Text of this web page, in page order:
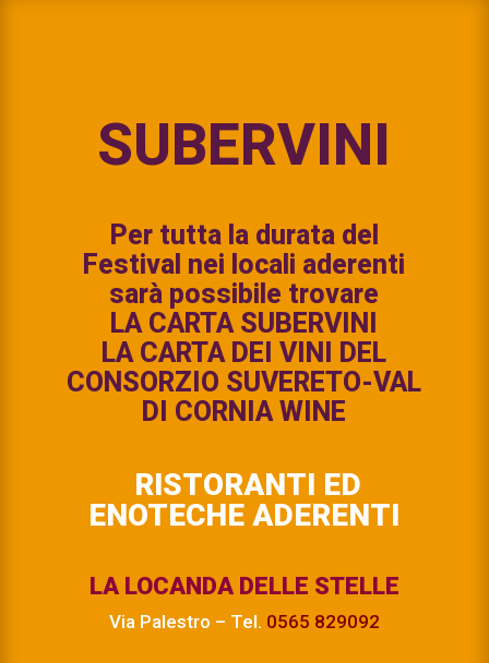
SUBERVINI
Per tutta la durata del
Festival nei locali aderenti
sarà possibile trovare
LA CARTA SUBERVINI
LA CARTA DEI VINI DEL
CONSORZIO SUVERETO-VAL
DI CORNIA WINE
RISTORANTI ED
ENOTECHE ADERENTI
LA LOCANDA DELLE STELLE
Via Palestro – Tel. 0565 829092